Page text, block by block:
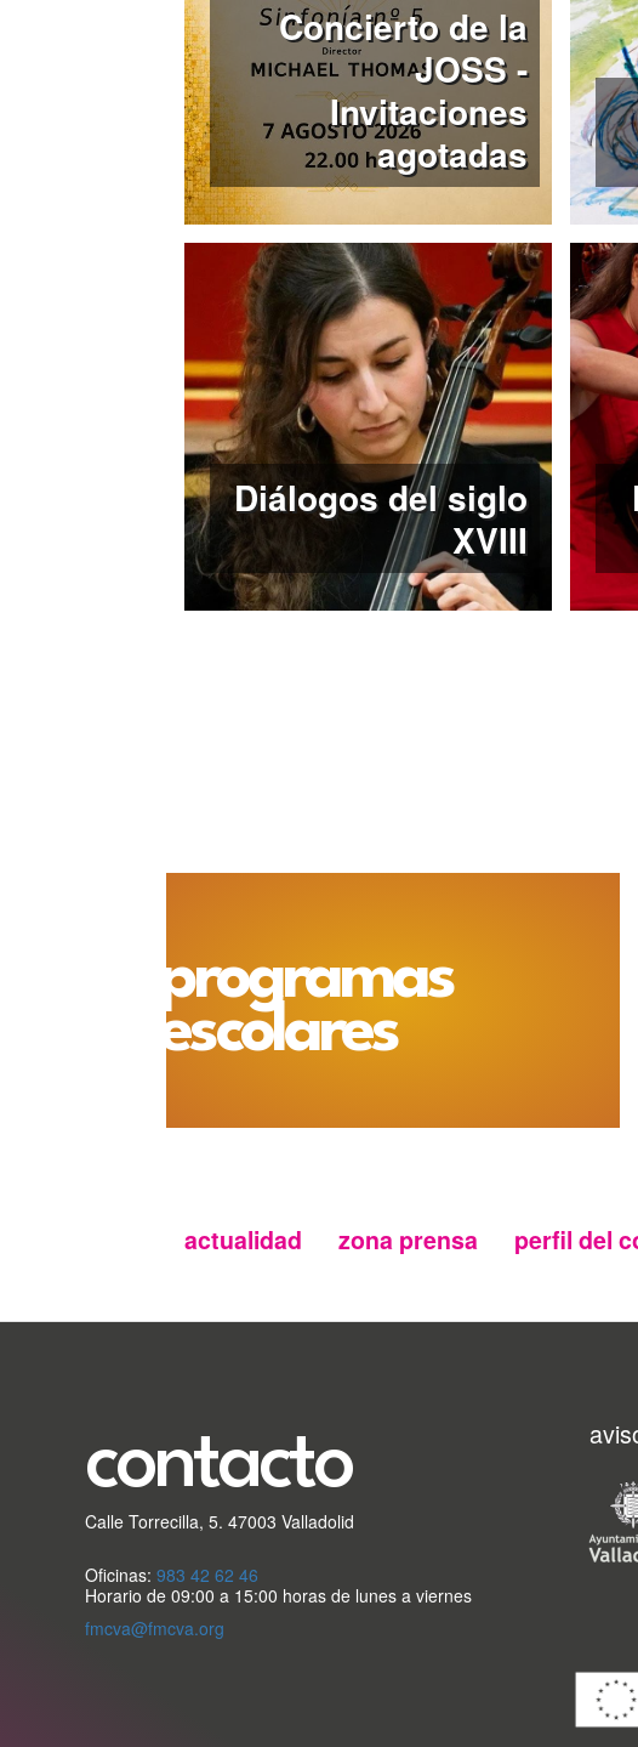
Concierto de la
JOSS -
Invitaciones
agotadas
Diálogos del siglo
XVIII
programas
escolares
secundario
actualidad zona prensa perfil del
contacto
Calle Torrecilla, 5. 47003 Valladolid
Oficinas: 983 42 62 46
Horario de 09:00 a 15:00 horas de lunes a viernes
fmcva@fmcva.org